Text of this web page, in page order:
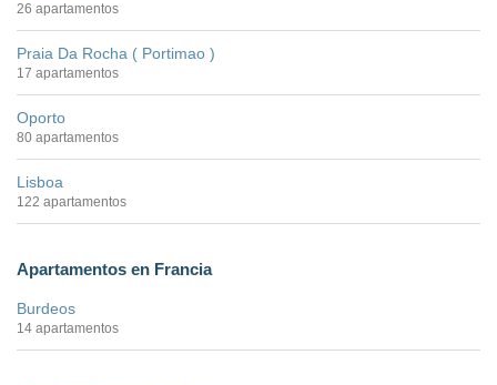
26 apartamentos
Praia Da Rocha ( Portimao )
17 apartamentos
Oporto
80 apartamentos
Lisboa
122 apartamentos
Apartamentos en Francia
Burdeos
14 apartamentos